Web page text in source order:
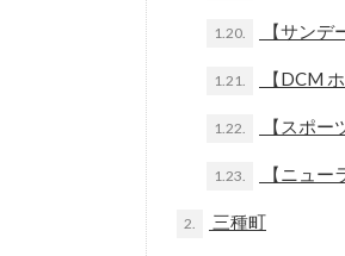
1.20. 【サンデ
1.21. 【DCM
1.22. 【スポー
1.23. 【ニュー
2. 三種町